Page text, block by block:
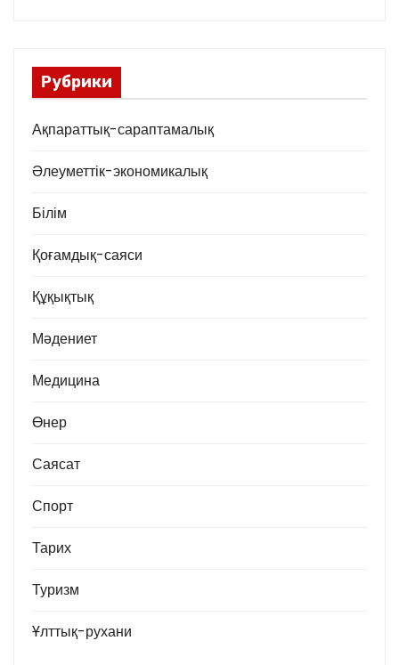
Рубрики
Ақпараттық-сараптамалық
Әлеуметтік-экономикалық
Білім
Қоғамдық-саяси
Құқықтық
Мәдениет
Медицина
Өнер
Саясат
Спорт
Тарих
Туризм
Ұлттық-рухани